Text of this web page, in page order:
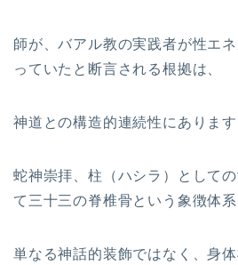
師が、バアル教の実践者が性エ
っていたと断言される根拠は、
神道との構造的連続性にあります
蛇神崇拝、柱（ハシラ）として
て三十三の脊椎骨という象徴体系
単なる神話的装飾ではなく、身